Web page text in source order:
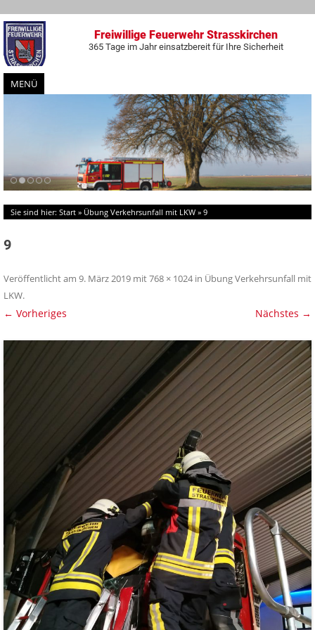
Freiwillige Feuerwehr Strasskirchen
365 Tage im Jahr einsatzbereit für Ihre Sicherheit
MENÜ
Zum
Inhalt
springen
Sie sind hier: Start » Übung Verkehrsunfall mit LKW » 9
9
Veröffentlicht am 9. März 2019 mit768 × 1024 in Übung Verkehrsunfall mit
LKW.
← Vorheriges Nächstes →